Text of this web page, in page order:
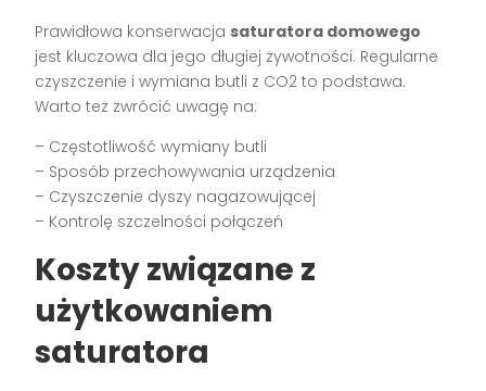
Prawidłowa konserwacja saturatora domowego
jest kluczowa dla jego długiej żywotności. Regularne
czyszczenie i wymiana butli z CO2 to podstawa.
Warto też zwrócić uwagę na:
– Częstotliwość wymiany butli
– Sposób przechowywania urządzenia
– Czyszczenie dyszy nagazowującej
– Kontrolę szczelności połączeń
Koszty związane z
użytkowaniem
saturatora